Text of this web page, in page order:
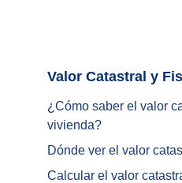
¿ Cómo saber el valor
vivienda?
Dónde ver el valor
Calcular el valor